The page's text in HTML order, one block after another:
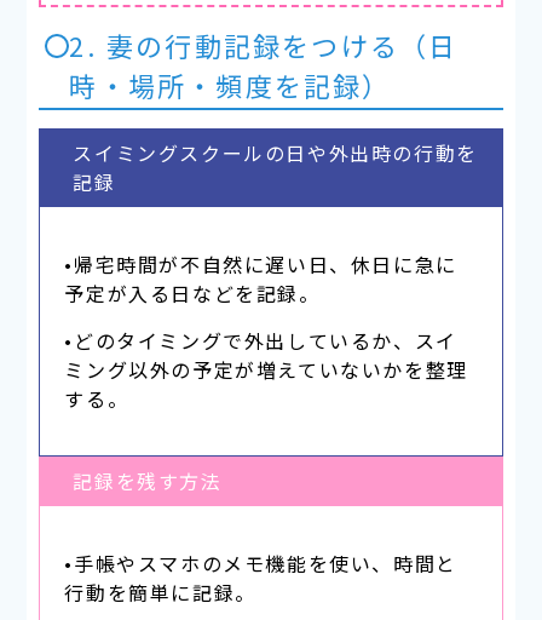
2. 妻の行動記録をつける（日
時・場所・頻度を記録）
スイミングスクールの日や外出時の行動を
記録
•帰宅時間が不自然に遅い日、休日に急に
予定が入る日などを記録。
•どのタイミングで外出しているか、スイ
ミング以外の予定が増えていないかを整理
する。
記録を残す方法
•手帳やスマホのメモ機能を使い、時間と
行動を簡単に記録。